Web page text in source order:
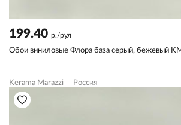
199.40 р./рул
Обои виниловые Флора база серый, бежевый
Kerama Marazzi Россия